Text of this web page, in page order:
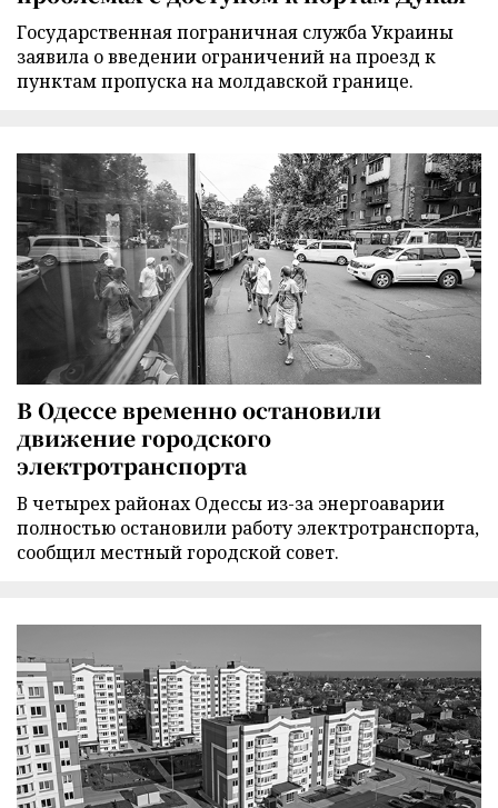
Государственная пограничная служба Украины
заявила о введении ограничений на проезд к
пунктам пропуска на молдавской границе.
В Одессе временно остановили
движение городского
электротранспорта
В четырех районах Одессы из-за энергоаварии
полностью остановили работу электротранспорта,
сообщил местный городской совет.